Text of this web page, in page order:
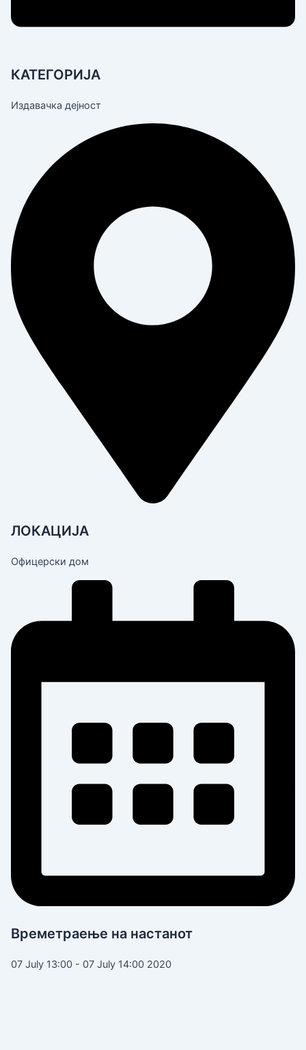
КАТЕГОРИЈА
Издавачка дејност
ЛОКАЦИЈА
Офицерски дом
Времетраење на настанот
07 July 13:00 - 07 July 14:00 2020